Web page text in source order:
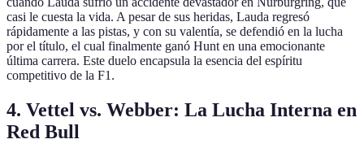
casi le cuesta la vida. A pesar de sus heridas, Lauda regresó
rápidamente a las pistas, y con su valentía, se defendió en la lucha
por el título, el cual finalmente ganó Hunt en una emocionante
última carrera. Este duelo encapsula la esencia del espíritu
competitivo de la F1.
4. Vettel vs. Webber: La Lucha Interna en
Red Bull